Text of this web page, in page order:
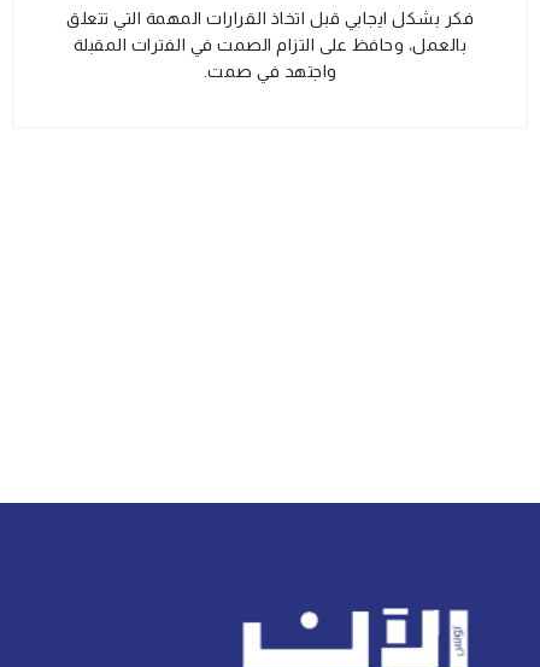
فكر بشكل ايجابي قبل اتخاذ القرارات المهمة التي تتعلق
بالعمل، وحافظ على التزام الصمت في الفترات المقبلة
واجتهد في صمت.